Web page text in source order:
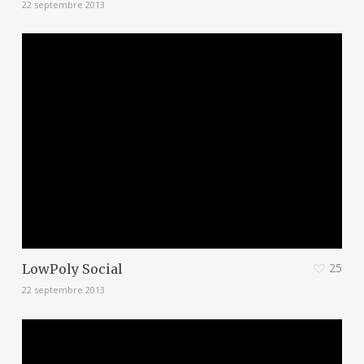
22 septembre 2013
LowPoly Social
22 septembre 2013
25